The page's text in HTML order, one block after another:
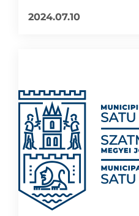
2024.07.10